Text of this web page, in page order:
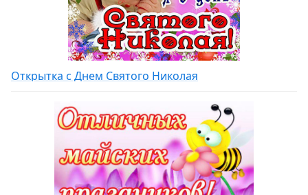
Открытка с Днем Святого Николая